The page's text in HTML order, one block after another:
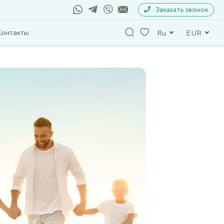
Заказать звонок
Ru EUR